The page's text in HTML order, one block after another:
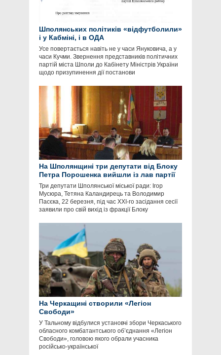
Шполянських політиків «відфутболили»
і у Кабміні, і в ОДА
Усе повертається навіть не у часи Януковича, а у
часи Кучми. Звернення представників політичних
партій міста Шполи до Кабінету Міністрів України
щодо призупинення дії постанови
На Шполянщині три депутати від Блоку
Петра Порошенка вийшли із лав партії
Три депутати Шполянської міської ради: Ігор
Мусюра, Тетяна Каландирець та Володимир
Пасєка, 22 березня, під час ХХІ-го засідання сесії
заявили про свій вихід із фракції Блоку
На Черкащині створили «Легіон
Свободи»
У Тальному відбулися установчі збори Черкаського
обласного комбатантського об’єднання «Легіон
Свободи», головою якого обрали учасника
російсько-української